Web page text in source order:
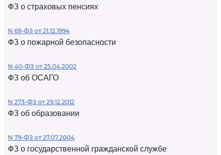
ФЗ о страховых пенсиях
N 69-ФЗ от 21.12.1994
ФЗ о пожарной безопасности
N 40-ФЗ от 25.04.2002
ФЗ об ОСАГО
N 273-ФЗ от 29.12.2012
ФЗ об образовании
N 79-ФЗ от 27.07.2004
ФЗ о государственной гражданской службе